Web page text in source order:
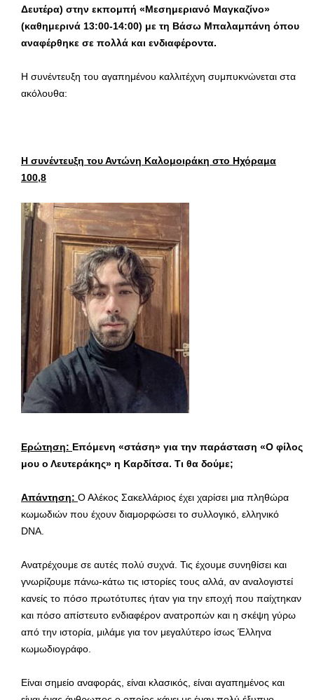
Δευτέρα) στην εκπομπή «Μεσημεριανό Μαγκαζίνο»
(καθημερινά 13:00-14:00) με τη Βάσω Μπαλαμπάνη όπου
αναφέρθηκε σε πολλά και ενδιαφέροντα.
Η συνέντευξη του αγαπημένου καλλιτέχνη συμπυκνώνεται στα
ακόλουθα:
Η συνέντευξη του Αντώνη Καλομοιράκη στο Ηχόραμα
100,8
Ερώτηση: Επόμενη «στάση» για την παράσταση «Ο φίλος
μου ο Λευτεράκης» η Καρδίτσα. Τι θα δούμε;
Απάντηση: Ο Αλέκος Σακελλάριος έχει χαρίσει μια πληθώρα
κωμωδιών που έχουν διαμορφώσει το συλλογικό, ελληνικό
DNA.
Ανατρέχουμε σε αυτές πολύ συχνά. Τις έχουμε συνηθίσει και
γνωρίζουμε πάνω-κάτω τις ιστορίες τους αλλά, αν αναλογιστεί
κανείς το πόσο πρωτότυπες ήταν για την εποχή που παίχτηκαν
και πόσο απίστευτο ενδιαφέρον ανατροπών και η σκέψη γύρω
από την ιστορία, μιλάμε για τον μεγαλύτερο ίσως Έλληνα
κωμωδιογράφο.
Είναι σημείο αναφοράς, είναι κλασικός, είναι αγαπημένος και